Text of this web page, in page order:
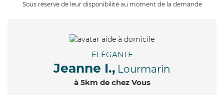
Sous réserve de leur disponibilité au moment de la demande
ÉLÉGANTE
Jeanne I., Lourmarin
à 5km de chez Vous